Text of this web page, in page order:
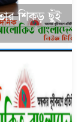
শিকড় ছুঁই